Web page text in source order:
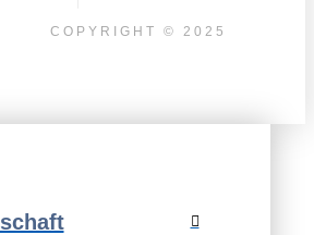
COPYRIGHT © 2025